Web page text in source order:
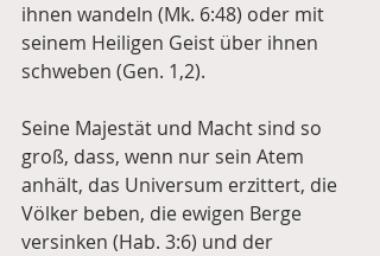
ihnen wandeln (Mk. 6:48) oder mit
seinem Heiligen Geist über ihnen
schweben (Gen. 1,2).
Seine Majestät und Macht sind so
groß, dass, wenn nur sein Atem
anhält, das Universum erzittert, die
Völker beben, die ewigen Berge
versinken (Hab. 3:6) und der